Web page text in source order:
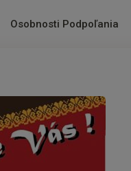
Osobnosti Podpoľania